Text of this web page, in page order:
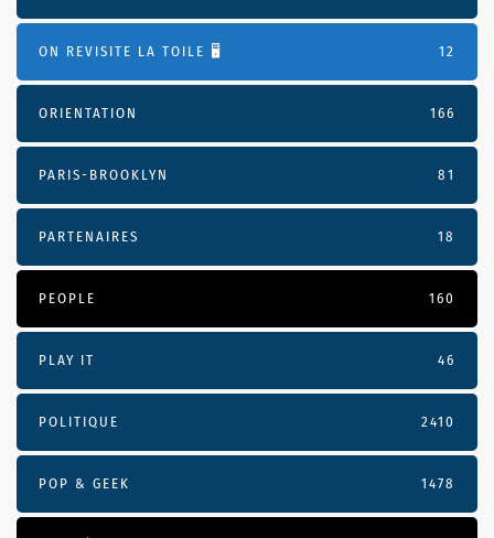
ON REVISITE LA TOILE 🖥️ 12
ORIENTATION 166
PARIS-BROOKLYN 81
PARTENAIRES 18
PEOPLE 160
PLAY IT 46
POLITIQUE 2410
POP & GEEK 1478